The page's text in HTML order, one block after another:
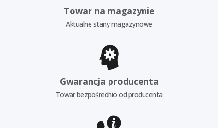
Towar na magazynie
Aktualne stany magazynowe
Gwarancja producenta
Towar bezpośrednio od producenta